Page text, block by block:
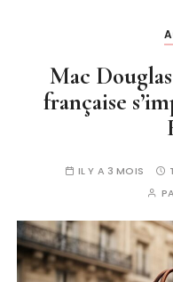
Mac
française
IL Y A 3 MOIS